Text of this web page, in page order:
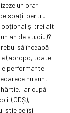
un orar
spații pentru
opțional și trei alt
an de studiu)?
să înceapă
(apropo, toate
performante
nu sunt
iar după
(CDȘ),
știe ce își